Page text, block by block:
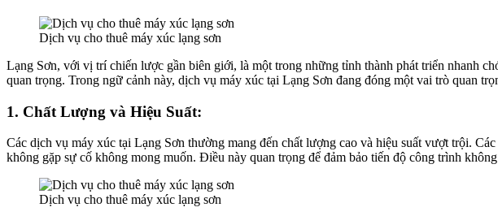
Dịch vụ cho thuê máy xúc lạng sơn
Lạng Sơn, với vị trí chiến lược gần biên giới, là một trong những tỉnh thành phát triển nhanh
quan trọng. Trong ngữ cảnh này, dịch vụ máy xúc tại Lạng Sơn đang đóng một vai trò quan
1. Chất Lượng và Hiệu Suất:
Các dịch vụ máy xúc tại Lạng Sơn thường mang đến chất lượng cao và hiệu suất vượt trội.
không gặp sự cố không mong muốn. Điều này quan trọng để đảm bảo tiến độ công trình
Dịch vụ cho thuê máy xúc lạng sơn